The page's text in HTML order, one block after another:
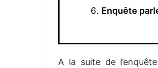
Enquête
A la suite de